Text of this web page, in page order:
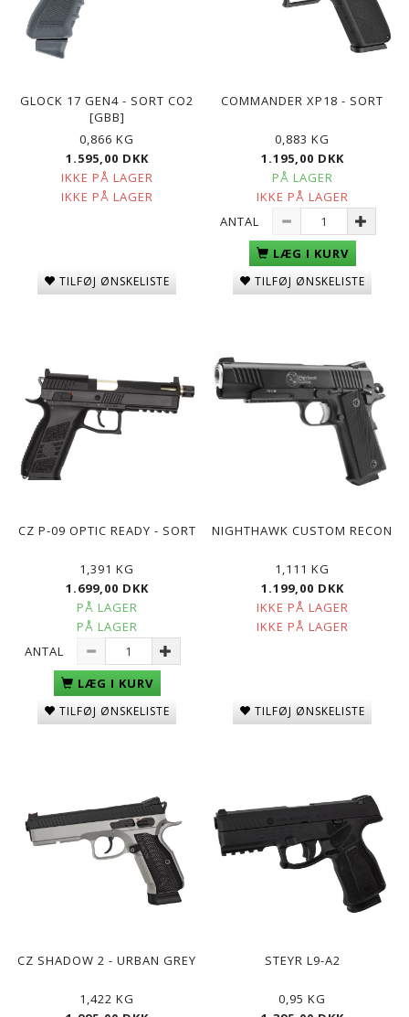
GLOCK 17 GEN4 - SORT CO2
[GBB]
0,866 KG
1.595,00 DKK
IKKE PÅ LAGER
IKKE PÅ LAGER
TILFØJ ØNSKELISTE
COMMANDER XP18 - SORT
0,883 KG
1.195,00 DKK
PÅ LAGER
IKKE PÅ LAGER
ANTAL
LÆG I KURV
TILFØJ ØNSKELISTE
CZ P-09 OPTIC READY - SORT
1,391 KG
1.699,00 DKK
PÅ LAGER
PÅ LAGER
ANTAL
LÆG I KURV
TILFØJ ØNSKELISTE
NIGHTHAWK CUSTOM RECON
1,111 KG
1.199,00 DKK
IKKE PÅ LAGER
IKKE PÅ LAGER
TILFØJ ØNSKELISTE
CZ SHADOW 2 - URBAN GREY
1,422 KG
STEYR L9-A2
0,95 KG